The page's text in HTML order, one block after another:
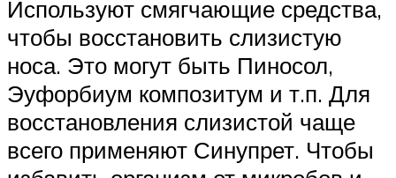
Используют смягчающие средства,
чтобы восстановить слизистую
носа. Это могут быть Пиносол,
Эуфорбиум композитум и т.п. Для
восстановления слизистой чаще
всего применяют Синупрет. Чтобы